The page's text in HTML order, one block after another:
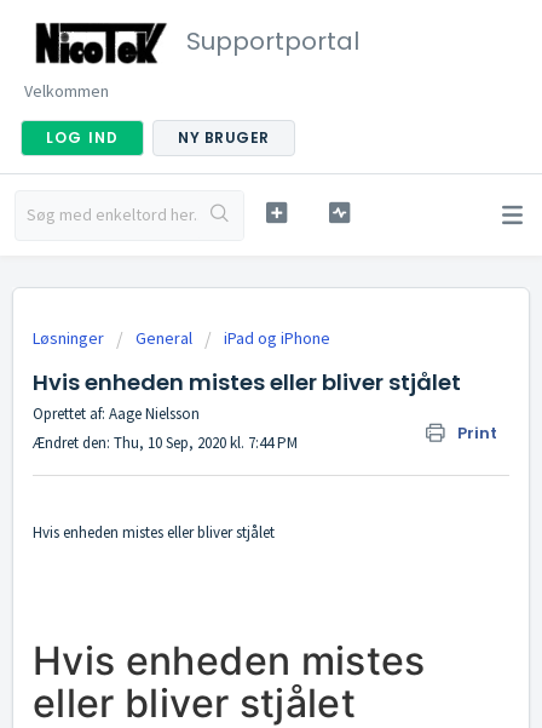
Supportportal
Velkommen
LOG IND NY BRUGER
Løsninger General iPad og iPhone
Hvis enheden mistes eller bliver stjålet
Print
Oprettet af: Aage Nielsson
Ændret den: Thu, 10 Sep, 2020 kl. 7:44 PM
Hvis enheden mistes eller bliver stjålet
Hvis enheden mistes
eller bliver stjålet